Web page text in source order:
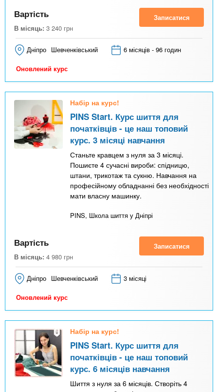
Вартість
В місяць: 3 240 грн
Записатися
Дніпро Шевченківський 6 місяців - 96 годин
Оновлений курс
Набір на курс!
PINS Start. Курс шиття для
початківців - це наш топовий
курс. 3 місяці навчання
Станьте кравцем з нуля за 3 місяці.
Пошиєте 4 сучасні вироби: спідницю,
штани, трикотаж та сукню. Навчання на
професійному обладнанні без необхідності
мати власну машинку.
PINS, Школа шиття у Дніпрі
Вартість
В місяць: 4 980 грн
Записатися
Дніпро Шевченківський 3 місяці
Оновлений курс
Набір на курс!
PINS Start. Курс шиття для
початківців - це наш топовий
курс. 6 місяців навчання
Шиття з нуля за 6 місяців. Створіть 4